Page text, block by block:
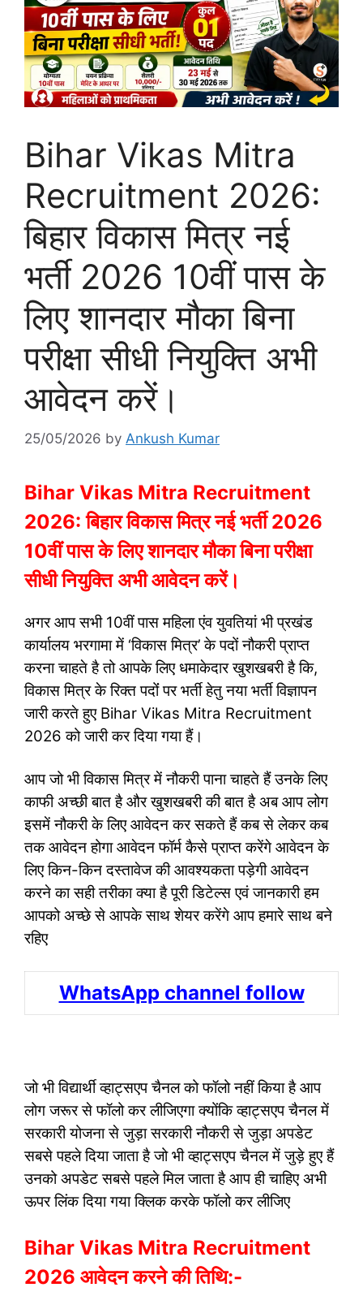
Bihar Vikas Mitra
Recruitment 2026:
बिहार विकास मित्र नई
भर्ती 2026 10वीं पास के
लिए शानदार मौका बिना
परीक्षा सीधी नियुक्ति अभी
आवेदन करें।
25/05/2026 by Ankush Kumar
Bihar Vikas Mitra Recruitment
2026: बिहार विकास मित्र नई भर्ती 2026
10वीं पास के लिए शानदार मौका बिना परीक्षा
सीधी नियुक्ति अभी आवेदन करें।
अगर आप सभी 10वीं पास महिला एंव युवतियां भी प्रखंड
कार्यालय भरगामा में ‘विकास मित्र’ के पदों नौकरी प्राप्त
करना चाहते है तो आपके लिए धमाकेदार खुशखबरी है कि,
विकास मित्र के रिक्त पदोंं पर भर्ती हेतु नया भर्ती विज्ञापन
जारी करते हुए Bihar Vikas Mitra Recruitment
2026 को जारी कर दिया गया हैं।
आप जो भी विकास मित्र में नौकरी पाना चाहते हैं उनके लिए
काफी अच्छी बात है और खुशखबरी की बात है अब आप लोग
इसमें नौकरी के लिए आवेदन कर सकते हैं कब से लेकर कब
तक आवेदन होगा आवेदन फॉर्म कैसे प्राप्त करेंगे आवेदन के
लिए किन-किन दस्तावेज की आवश्यकता पड़ेगी आवेदन
करने का सही तरीका क्या है पूरी डिटेल्स एवं जानकारी हम
आपको अच्छे से आपके साथ शेयर करेंगे आप हमारे साथ बने
रहिए
WhatsApp channel follow
जो भी विद्यार्थी व्हाट्सएप चैनल को फॉलो नहीं किया है आप
लोग जरूर से फॉलो कर लीजिएगा क्योंकि व्हाट्सएप चैनल में
सरकारी योजना से जुड़ा सरकारी नौकरी से जुड़ा अपडेट
सबसे पहले दिया जाता है जो भी व्हाट्सएप चैनल में जुड़े हुए हैं
उनको अपडेट सबसे पहले मिल जाता है आप ही चाहिए अभी
ऊपर लिंक दिया गया क्लिक करके फॉलो कर लीजिए
Bihar Vikas Mitra Recruitment
2026 आवेदन करने की तिथि:-